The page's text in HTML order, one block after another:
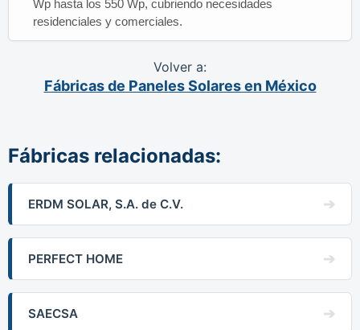
Wp hasta los 550 Wp, cubriendo necesidades
residenciales y comerciales.
Volver a:
Fábricas de Paneles Solares en México
Fábricas relacionadas:
ERDM SOLAR, S.A. de C.V.
PERFECT HOME
SAECSA